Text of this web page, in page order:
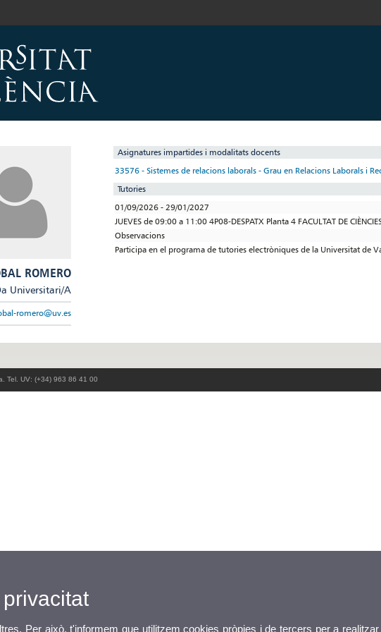
ROMERO
Universitari/A
romero@uv.es
Asignatures impartides i modalitats docents
33576 - Sistemes de relacions laborals - Grau en Relacions Laborals i
Tutories
01/09/2026 - 29/01/2027
JUEVES de 09:00 a 11:00 4P08-DESPATX Planta 4 FACULTAT DE
Observacions
Participa en el programa de tutories electròniques de la Universitat de
Tel. UV: (+34) 963 86 41 00
Per això, t'informem que utilitzem cookies pròpies i de tercers per a realitzar